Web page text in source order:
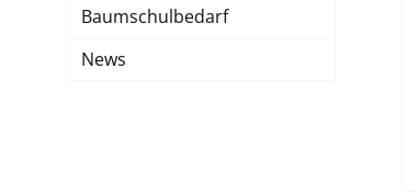
Baumschulbedarf
News